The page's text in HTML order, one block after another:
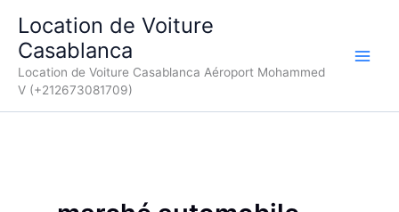
contenu
Location de Voiture
Casablanca
Location de Voiture Casablanca Aéroport Mohammed
V (+212673081709)